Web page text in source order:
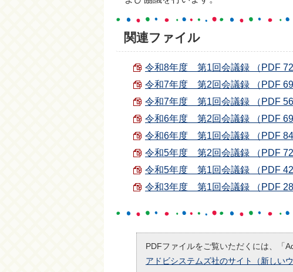
関連ファイル
令和8年度 第1回会議録 （PDF
令和7年度 第2回会議録 （PDF
令和7年度 第1回会議録 （PDF
令和6年度 第2回会議録 （PDF
令和6年度 第1回会議録 （PDF
令和5年度 第2回会議録 （PDF
令和5年度 第1回会議録 （PDF
令和3年度 第1回会議録 （PDF
PDFファイルをご覧いただくには、「
アドビシステムズ社のサイト（新しいウ